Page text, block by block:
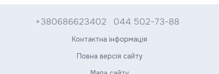
+380686623402 044 502-73-88
Контактна інформація
Повна версія сайту